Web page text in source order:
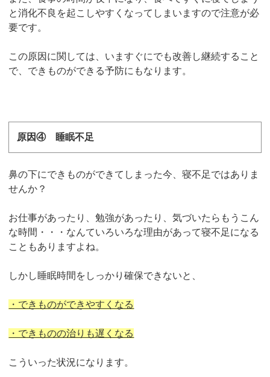
と消化不良を起こしやすくなってしまいますので注意が必
要です。
この原因に関しては、いますぐにでも改善し継続すること
で、できものができる予防にもなります。
原因④ 睡眠不足
鼻の下にできものができてしまった今、寝不足ではありま
せんか？
お仕事があったり、勉強があったり、気づいたらもうこん
な時間・・・なんていろいろな理由があって寝不足になる
こともありますよね。
しかし睡眠時間をしっかり確保できないと、
・できものができやすくなる
・できものの治りも遅くなる
こういった状況になります。